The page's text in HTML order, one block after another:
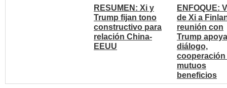
RESUMEN: Xi y
Trump fijan tono
constructivo para
relación China-
EEUU
ENFOQUE:
de Xi a
reunión con
Trump
diálogo,
cooperación
mutuos
beneficios